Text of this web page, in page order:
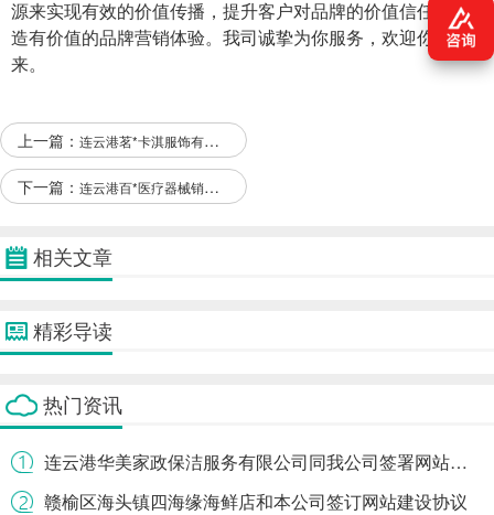
源来实现有效的价值传播，提升客户对品牌的价值信任，创
造有价值的品牌营销体验。我司诚挚为你服务，欢迎你的到
来。
上一篇： 连云港茗*卡淇服饰有限公司跟我司签下建站事宜
下一篇： 连云港百*医疗器械销售有限公司网站建设基本流程
相关文章
精彩导读
热门资讯
连云港华美家政保洁服务有限公司同我公司签署网站优化排名事宜
赣榆区海头镇四海缘海鲜店和本公司签订网站建设协议